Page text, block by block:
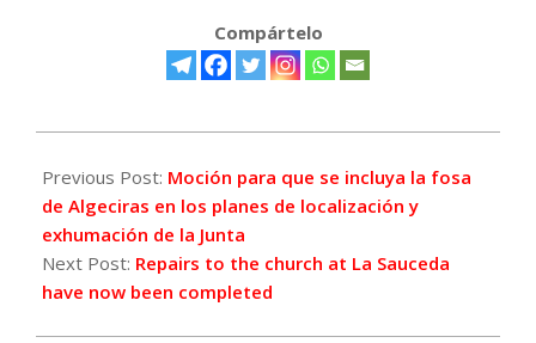
Compártelo
05-
26
Previous Post: Moción para que se incluya la fosa
de Algeciras en los planes de localización y
exhumación de la Junta
Next Post: Repairs to the church at La Sauceda
have now been completed